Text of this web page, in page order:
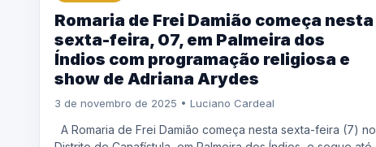
Romaria de Frei Damião começa nesta
sexta-feira, 07, em Palmeira dos
Índios com programação religiosa e
show de Adriana Arydes
3 de novembro de 2025 • Luciano Cardeal
A Romaria de Frei Damião começa nesta sexta-feira (7) no